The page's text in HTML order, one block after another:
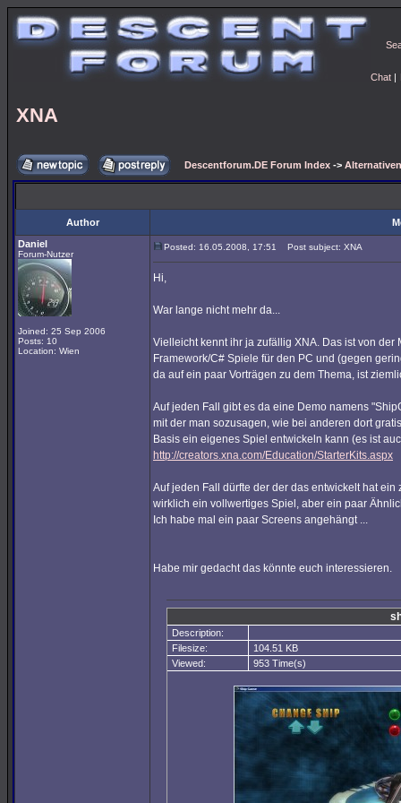
Chat |
XNA
Descentforum.DE Forum Index ->
Author
Daniel
Forum-Nutzer
Joined: 25 Sep 2006
Posts: 10
Location: Wien
Posted: 16.05.2008, 17:51 Post subject: XNA
Hi,
War lange nicht mehr da...
Vielleicht kennt ihr ja zufällig XNA. Das ist von der
Framework/C# Spiele für den PC und (gegen
da auf ein paar Vorträgen zu dem Thema, ist
Auf jeden Fall gibt es da eine Demo namens
mit der man sozusagen, wie bei anderen dort
Basis ein eigenes Spiel entwickeln kann (es ist
http://creators.xna.com/Education/StarterKits.aspx
Auf jeden Fall dürfte der der das entwickelt hat
wirklich ein vollwertiges Spiel, aber ein paar
Ich habe mal ein paar Screens angehängt ...
Habe mir gedacht das könnte euch interessieren.
Description:
Filesize:
104.51 KB
Viewed:
953 Time(s)